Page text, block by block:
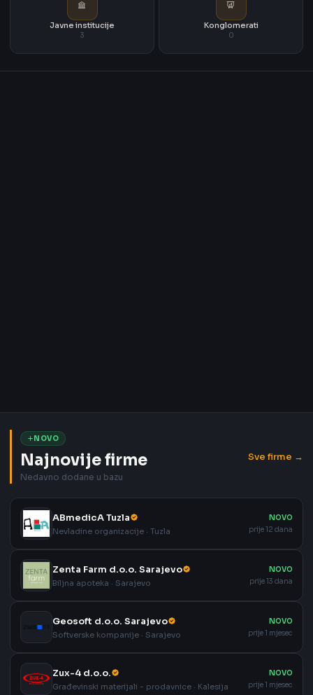
Javne institucije
3
Konglomerati
0
NOVO
Najnovije firme
Nedavno dodane u bazu
Sve firme →
ABmedicA Tuzla
Nevladine organizacije · Tuzla
NOVO
prije 12 dana
Zenta Farm d.o.o. Sarajevo
Biljna apoteka · Sarajevo
NOVO
prije 13 dana
Geosoft d.o.o. Sarajevo
Softverske kompanije · Sarajevo
NOVO
prije 1 mjesec
Zux-4 d.o.o.
Građevinski materijali - prodavnice · Kalesija
NOVO
prije 1 mjesec